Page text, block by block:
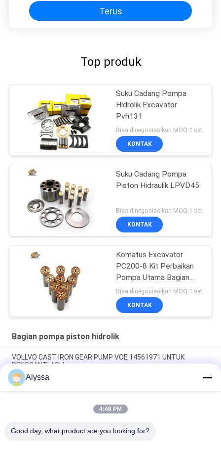
Terus
Top produk
Suku Cadang Pompa
Hidrolik Excavator
Pvh131
Bisa dinegosiasikan MOQ:1 set
KONTAK
Suku Cadang Pompa
Piston Hidraulik LPVD45
Bisa dinegosiasikan MOQ:1 set
KONTAK
Komatus Excavator
PC200-8 Kit Perbaikan
Pompa Utama Bagian
Pompa Hidraulik Pompa
Piston Layanan
Perbaikan Pemeliharaan
Bisa dinegosiasikan MOQ:1 set
KONTAK
Bagian pompa piston hidrolik
VOLLVO CAST IRON GEAR PUMP VOE 14561971 UNTUK
PENGGANTI ASLI
VOLLVO CAST IRON GEAR PUMP VOE 14537295 UNTUK
PENGGANTI ASLI
VOLLVO CAST IRON GEAR PUMP VOE 14782798 UNTUK
Alyssa
4:48 PM
Good day, what product are you looking for?